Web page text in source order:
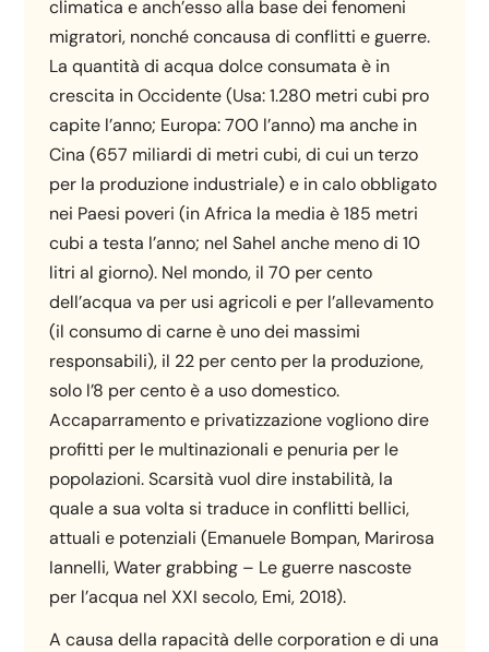
climatica e anch’esso alla base dei fenomeni
migratori, nonché concausa di conflitti e guerre.
La quantità di acqua dolce consumata è in
crescita in Occidente (Usa: 1.280 metri cubi pro
capite l’anno; Europa: 700 l’anno) ma anche in
Cina (657 miliardi di metri cubi, di cui un terzo
per la produzione industriale) e in calo obbligato
nei Paesi poveri (in Africa la media è 185 metri
cubi a testa l’anno; nel Sahel anche meno di 10
litri al giorno). Nel mondo, il 70 per cento
dell’acqua va per usi agricoli e per l’allevamento
(il consumo di carne è uno dei massimi
responsabili), il 22 per cento per la produzione,
solo l’8 per cento è a uso domestico.
Accaparramento e privatizzazione vogliono dire
profitti per le multinazionali e penuria per le
popolazioni. Scarsità vuol dire instabilità, la
quale a sua volta si traduce in conflitti bellici,
attuali e potenziali (Emanuele Bompan, Marirosa
Iannelli, Water grabbing – Le guerre nascoste
per l’acqua nel XXI secolo, Emi, 2018).
A causa della rapacità delle corporation e di una